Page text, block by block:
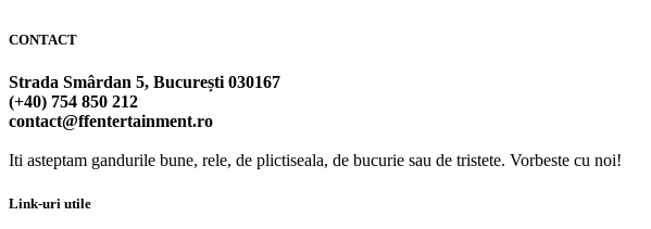
CONTACT
Strada Smârdan 5, București 030167
(+40) 754 850 212
contact@ffentertainment.ro
Iti asteptam gandurile bune, rele, de plictiseala, de bucurie sau de tristete. Vorbeste cu noi!
Link-uri utile